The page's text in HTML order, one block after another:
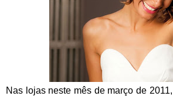
Nas lojas neste mês de março de